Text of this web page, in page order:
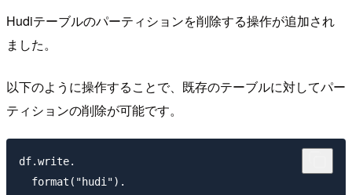
Hudiテーブルのパーティションを削除する操作が追加され
ました。
以下のように操作することで、既存のテーブルに対してパー
ティションの削除が可能です。
df.write.
  format("hudi").